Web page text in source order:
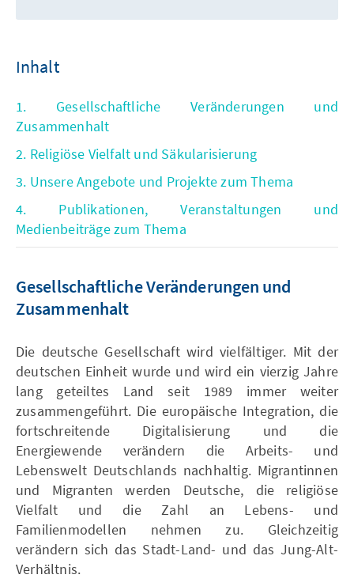
Inhalt
1. Gesellschaftliche Veränderungen und
Zusammenhalt
2. Religiöse Vielfalt und Säkularisierung
3. Unsere Angebote und Projekte zum Thema
4. Publikationen, Veranstaltungen und
Medienbeiträge zum Thema
Gesellschaftliche Veränderungen und
Zusammenhalt
Die deutsche Gesellschaft wird vielfältiger. Mit der
deutschen Einheit wurde und wird ein vierzig Jahre
lang geteiltes Land seit 1989 immer weiter
zusammengeführt. Die europäische Integration, die
fortschreitende Digitalisierung und die
Energiewende verändern die Arbeits- und
Lebenswelt Deutschlands nachhaltig. Migrantinnen
und Migranten werden Deutsche, die religiöse
Vielfalt und die Zahl an Lebens- und
Familienmodellen nehmen zu. Gleichzeitig
verändern sich das Stadt-Land- und das Jung-Alt-
Verhältnis.